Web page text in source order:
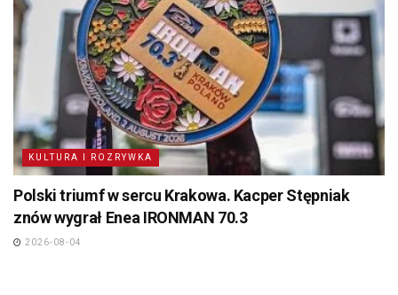
KULTURA I ROZRYWKA
Polski triumf w sercu Krakowa. Kacper Stępniak
znów wygrał Enea IRONMAN 70.3
2026-08-04